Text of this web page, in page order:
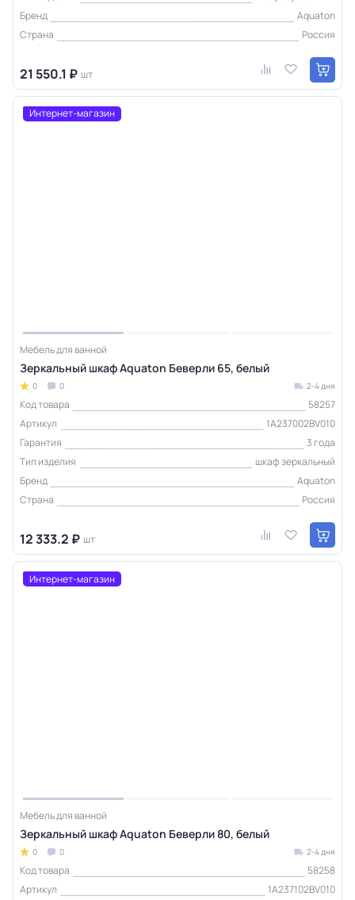
Бренд
Aquaton
Страна
Россия
21 550.1 ₽ шт
Интернет-магазин
Мебель для ванной
Зеркальный шкаф Aquaton Беверли 65, белый
0 0 2-4 дня
Код товара
58257
Артикул
1A237002BV010
Гарантия
3 года
Тип изделия
шкаф зеркальный
Бренд
Aquaton
Страна
Россия
12 333.2 ₽ шт
Интернет-магазин
Мебель для ванной
Зеркальный шкаф Aquaton Беверли 80, белый
0 0 2-4 дня
Код товара
58258
Артикул
1A237102BV010